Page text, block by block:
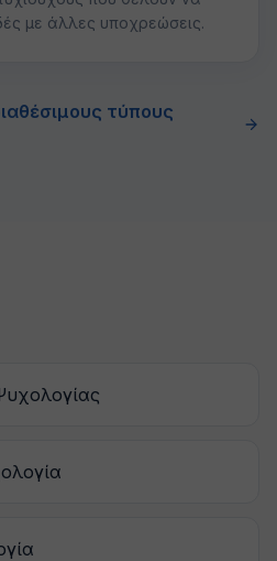
με άλλες υποχρεώσεις.
τύπους